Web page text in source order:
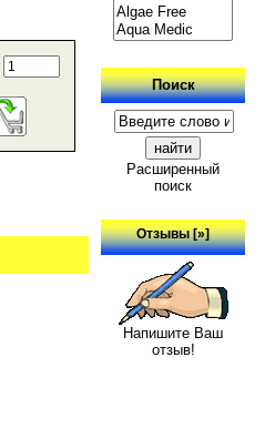
Поиск
Расширенный
поиск
Отзывы [»]
Напишите Ваш
отзыв!